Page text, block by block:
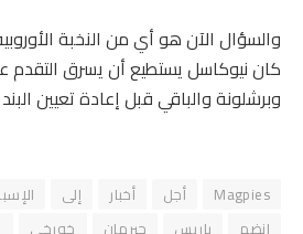
والسؤال الآن هو أي من النخبة
كان نيوكاسل يستطيع أن يسرق التقدم
وبرشلونة والباقي قبل إعادة تعيين البند في 1
Magpies أجل أخبار إلى